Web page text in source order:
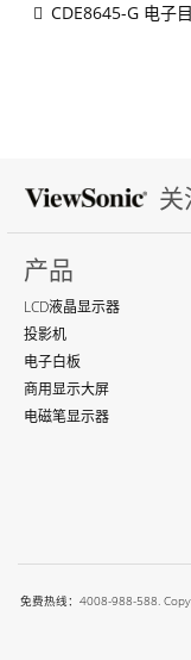
CDE8645-G 电子
关
产品
LCD液晶显示器
投影机
电子白板
商用显示大屏
电磁笔显示器
免费热线：4008-988-588.